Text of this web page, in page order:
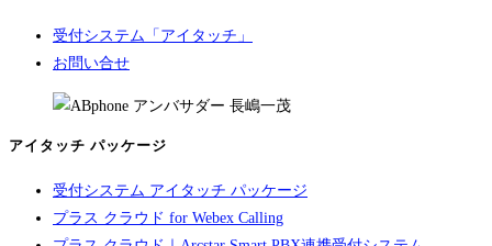
受付システム「アイタッチ」
お問い合せ
アイタッチ パッケージ
受付システム アイタッチ パッケージ
プラス クラウド for Webex Calling